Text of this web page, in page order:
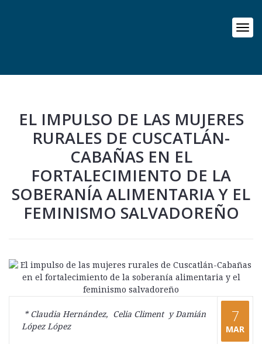
EL IMPULSO DE LAS MUJERES
RURALES DE CUSCATLÁN-
CABAÑAS EN EL
FORTALECIMIENTO DE LA
SOBERANÍA ALIMENTARIA Y EL
FEMINISMO SALVADOREÑO
7
MAR
* Claudia Hernández, Celia Climent y Damián
López López